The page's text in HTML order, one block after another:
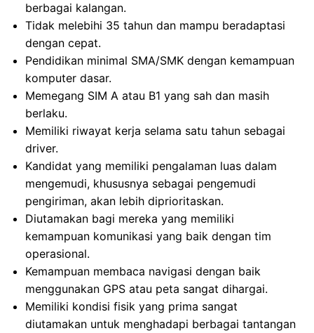
berbagai kalangan.
Tidak melebihi 35 tahun dan mampu beradaptasi
dengan cepat.
Pendidikan minimal SMA/SMK dengan kemampuan
komputer dasar.
Memegang SIM A atau B1 yang sah dan masih
berlaku.
Memiliki riwayat kerja selama satu tahun sebagai
driver.
Kandidat yang memiliki pengalaman luas dalam
mengemudi, khususnya sebagai pengemudi
pengiriman, akan lebih diprioritaskan.
Diutamakan bagi mereka yang memiliki
kemampuan komunikasi yang baik dengan tim
operasional.
Kemampuan membaca navigasi dengan baik
menggunakan GPS atau peta sangat dihargai.
Memiliki kondisi fisik yang prima sangat
diutamakan untuk menghadapi berbagai tantangan